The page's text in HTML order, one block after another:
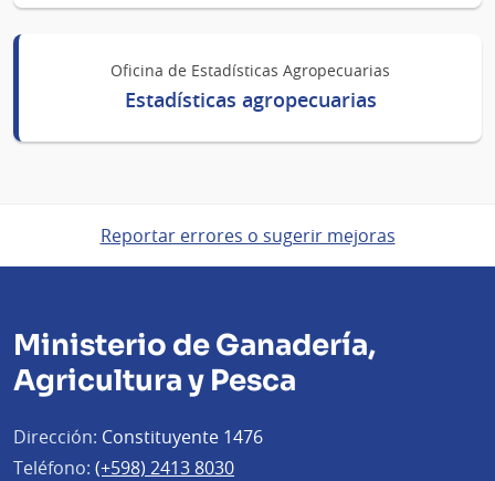
Estadísticas agropecuarias
Oficina de Estadísticas Agropecuarias
Reportar errores o sugerir mejoras
Ministerio de Ganadería,
Agricultura y Pesca
Dirección: Constituyente 1476
Teléfono: (+598) 2413 8030